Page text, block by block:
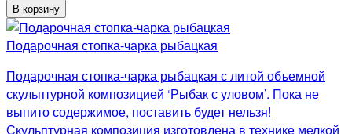
В корзину
Подарочная стопка-чарка рыбацкая
Подарочная стопка-чарка рыбацкая с литой объемной
скульптурной композицией ‘Рыбак с уловом’. Пока не
выпито содержимое, поставить будет нельзя!
Скульптурная композиция изготовлена в технике мелкой